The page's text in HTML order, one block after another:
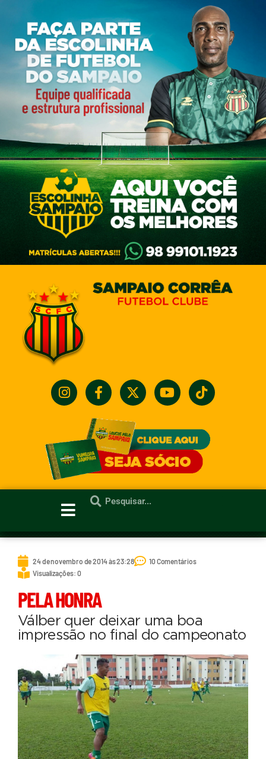
24 de novembro de 2014 às 23:28
10 Comentários
Visualizações: 0
PELA HONRA
Válber quer deixar uma boa
impressão no final do campeonato